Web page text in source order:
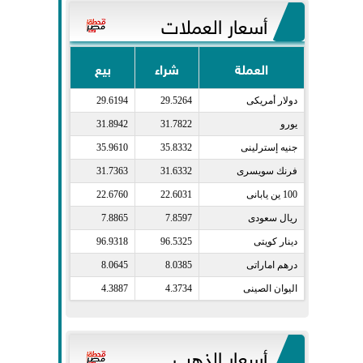
أسعار العملات
العملة شراء بيع
دولار أمريكى​ 29.5264
29.6194
يورو​ 31.7822
31.8942
جنيه إسترلينى​ 35.8332
35.9610
فرنك سويسرى​ 31.6332
31.7363
100 ين يابانى​ 22.6031
22.6760
ريال سعودى​ 7.8597
7.8865
دينار كويتى​ 96.5325
96.9318
درهم اماراتى​ 8.0385
8.0645
اليوان الصينى​ 4.3734
4.3887
أسعار الذهب